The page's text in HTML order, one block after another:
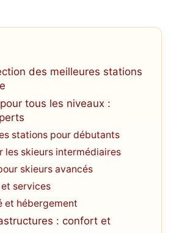
des meilleures stations
tous les niveaux :
stations pour débutants
les skieurs intermédiaires
skieurs avancés
services
et hébergement
: confort et